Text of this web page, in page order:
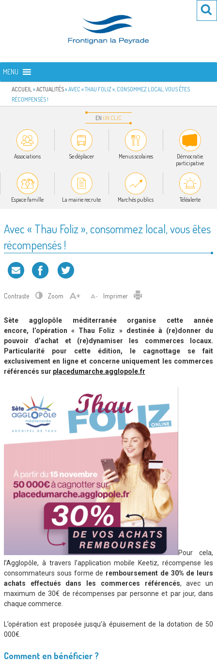
FRONTIGNAN LA PEYRADE
MENU
ACCUEIL »ACTUALITÉS»AVEC « THAU FOLIZ », CONSOMMEZ LOCAL, VOUS ÊTES
RÉCOMPENSÉS !
EN UN CLIC
Associations Se déplacer Menus scolaires
Démocratie
participative
Espace famille La mairie recrute Marchés publics Téléalerte
Avec « Thau Foliz », consommez local, vous êtes
récompensés !
Contraste Zoom Imprimer
Sète agglopôle méditerranée organise cette année
encore, l’opération « Thau Foliz » destinée à (re)donner du
pouvoir d’achat et (re)dynamiser les commerces locaux.
Particularité pour cette édition, le cagnottage se fait
exclusivement en ligne et concerne uniquement les commerces
référencés sur placedumarche.agglopole.fr
Pour cela,
l’Agglopôle, à travers l’application mobile Keetiz, récompense les
consommateurs sous forme de remboursement de 30% de leurs
achats effectués dans les commerces référencés, avec un
maximum de 30€ de récompenses par personne et par jour, dans
chaque commerce.
L’opération est proposée jusqu’à épuisement de la dotation de 50
000€.
Comment en bénéficier ?